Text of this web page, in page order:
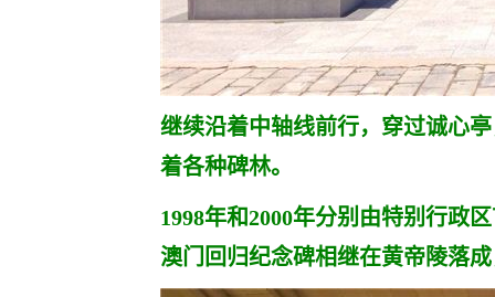
继续沿着中轴线前行，穿过诚心
着各种碑林。
1998年和2000年分别由特别行政
澳门回归纪念碑相继在黄帝陵落